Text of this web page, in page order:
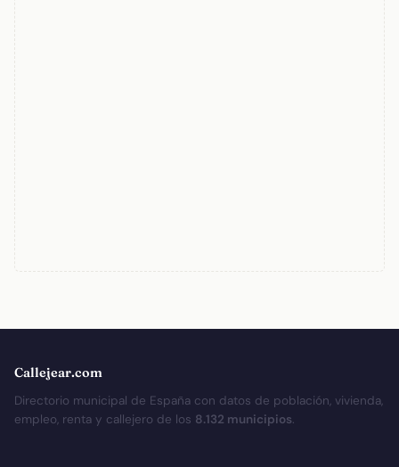
Callejear.com
Directorio municipal de España con datos de población, vivienda,
empleo, renta y callejero de los 8.132 municipios.